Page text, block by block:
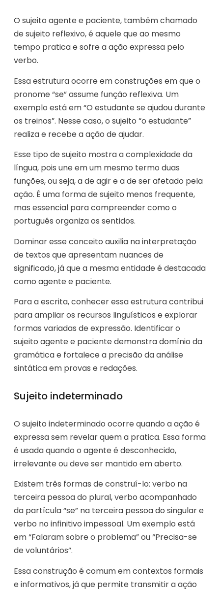
O sujeito agente e paciente, também chamado
de sujeito reflexivo, é aquele que ao mesmo
tempo pratica e sofre a ação expressa pelo
verbo.
Essa estrutura ocorre em construções em que o
pronome “se” assume função reflexiva. Um
exemplo está em “O estudante se ajudou durante
os treinos”. Nesse caso, o sujeito “o estudante”
realiza e recebe a ação de ajudar.
Esse tipo de sujeito mostra a complexidade da
língua, pois une em um mesmo termo duas
funções, ou seja, a de agir e a de ser afetado pela
ação. É uma forma de sujeito menos frequente,
mas essencial para compreender como o
português organiza os sentidos.
Dominar esse conceito auxilia na interpretação
de textos que apresentam nuances de
significado, já que a mesma entidade é destacada
como agente e paciente.
Para a escrita, conhecer essa estrutura contribui
para ampliar os recursos linguísticos e explorar
formas variadas de expressão. Identificar o
sujeito agente e paciente demonstra domínio da
gramática e fortalece a precisão da análise
sintática em provas e redações.
Sujeito indeterminado
O sujeito indeterminado ocorre quando a ação é
expressa sem revelar quem a pratica. Essa forma
é usada quando o agente é desconhecido,
irrelevante ou deve ser mantido em aberto.
Existem três formas de construí-lo: verbo na
terceira pessoa do plural, verbo acompanhado
da partícula “se” na terceira pessoa do singular e
verbo no infinitivo impessoal. Um exemplo está
em “Falaram sobre o problema” ou “Precisa-se
de voluntários”.
Essa construção é comum em contextos formais
e informativos, já que permite transmitir a ação